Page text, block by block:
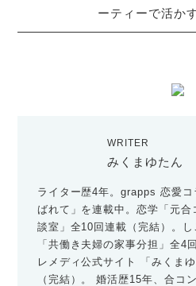
ーティーで活か
WRITER
みくまゆたん
ライター歴4年。grapps 恋愛
ばれて」を連載中。恋学「元
談室」全10回連載（完結）。
「共働き夫婦の家事分担」全4
レメディ公式サイト 「みくま
（完結）。 婚活歴15年、合コ